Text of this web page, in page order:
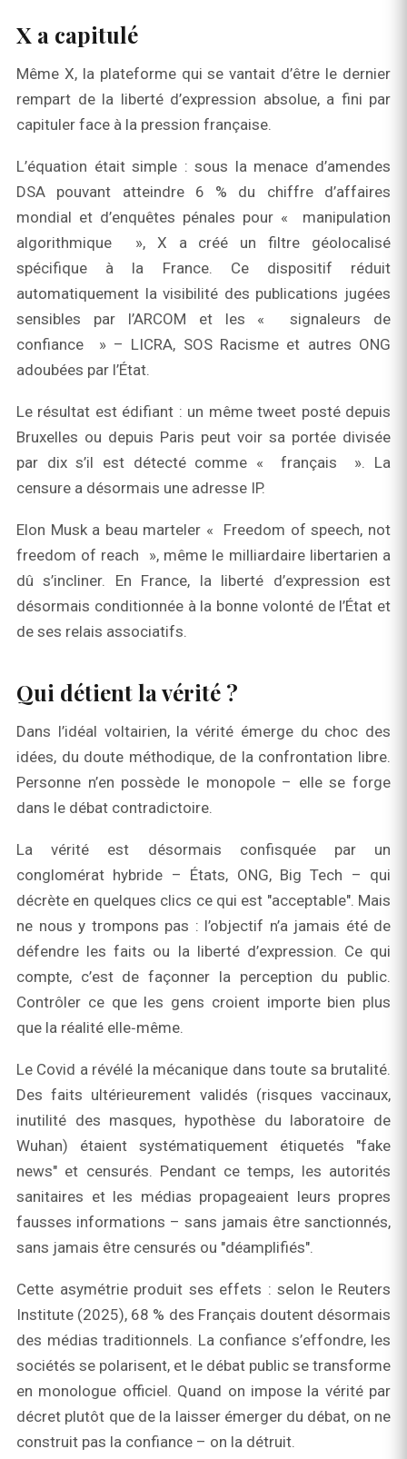
X a capitulé
Même X, la plateforme qui se vantait d’être le dernier
rempart de la liberté d’expression absolue, a fini par
capituler face à la pression française.
L’équation était simple : sous la menace d’amendes
DSA pouvant atteindre 6 % du chiffre d’affaires
mondial et d’enquêtes pénales pour « manipulation
algorithmique », X a créé un filtre géolocalisé
spécifique à la France. Ce dispositif réduit
automatiquement la visibilité des publications jugées
sensibles par l’ARCOM et les « signaleurs de
confiance » – LICRA, SOS Racisme et autres ONG
adoubées par l’État.
Le résultat est édifiant : un même tweet posté depuis
Bruxelles ou depuis Paris peut voir sa portée divisée
par dix s’il est détecté comme « français ». La
censure a désormais une adresse IP.
Elon Musk a beau marteler « Freedom of speech, not
freedom of reach », même le milliardaire libertarien a
dû s’incliner. En France, la liberté d’expression est
désormais conditionnée à la bonne volonté de l’État et
de ses relais associatifs.
Qui détient la vérité ?
Dans l’idéal voltairien, la vérité émerge du choc des
idées, du doute méthodique, de la confrontation libre.
Personne n’en possède le monopole – elle se forge
dans le débat contradictoire.
La vérité est désormais confisquée par un
conglomérat hybride – États, ONG, Big Tech – qui
décrète en quelques clics ce qui est "acceptable". Mais
ne nous y trompons pas : l’objectif n’a jamais été de
défendre les faits ou la liberté d’expression. Ce qui
compte, c’est de façonner la perception du public.
Contrôler ce que les gens croient importe bien plus
que la réalité elle‑même.
Le Covid a révélé la mécanique dans toute sa brutalité.
Des faits ultérieurement validés (risques vaccinaux,
inutilité des masques, hypothèse du laboratoire de
Wuhan) étaient systématiquement étiquetés "fake
news" et censurés. Pendant ce temps, les autorités
sanitaires et les médias propageaient leurs propres
fausses informations – sans jamais être sanctionnés,
sans jamais être censurés ou "déamplifiés".
Cette asymétrie produit ses effets : selon le Reuters
Institute (2025), 68 % des Français doutent désormais
des médias traditionnels. La confiance s’effondre, les
sociétés se polarisent, et le débat public se transforme
en monologue officiel. Quand on impose la vérité par
décret plutôt que de la laisser émerger du débat, on ne
construit pas la confiance – on la détruit.